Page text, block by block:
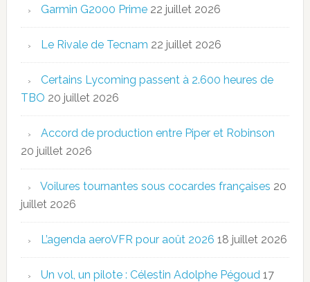
Garmin G2000 Prime 22 juillet 2026
Le Rivale de Tecnam 22 juillet 2026
Certains Lycoming passent à 2.600 heures de
TBO 20 juillet 2026
Accord de production entre Piper et Robinson
20 juillet 2026
Voilures tournantes sous cocardes françaises 20
juillet 2026
L’agenda aeroVFR pour août 2026 18 juillet 2026
Un vol, un pilote : Célestin Adolphe Pégoud 17